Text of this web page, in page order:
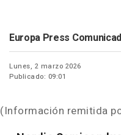
Europa Press
Lunes, 2 marzo 2026
Publicado: 09:01
(Información remitida